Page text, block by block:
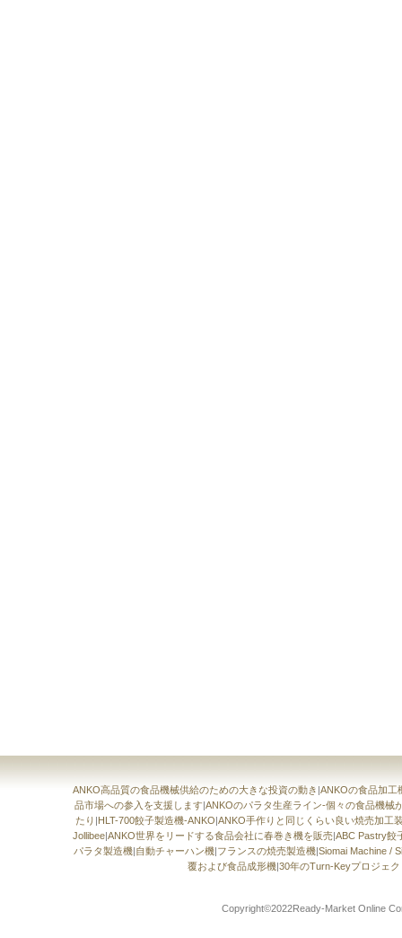
ANKO高品質の食品機械供給のための大きな投資の動き |ANKOの食品加工
品市場への参入を支援します|ANKOのパラタ生産ライン-個々の食品機械
たり |HLT-700餃子製造機-ANKO|ANKO手作りと同じくらい良い焼売加工
Jollibee|ANKO世界をリードする食品会社に春巻き機を販売|ABC Pastry餃
パラタ製造機|自動チャーハン機|フランスの焼売製造機|Siomai Machine /
覆および食品成形機|30年のTurn-Keyプロジェ
Copyright©2022Ready-Market Online